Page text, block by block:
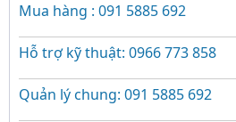
Mua hàng : 091 5885 692
Hỗ trợ kỹ thuật: 0966 773 858
Quản lý chung: 091 5885 692